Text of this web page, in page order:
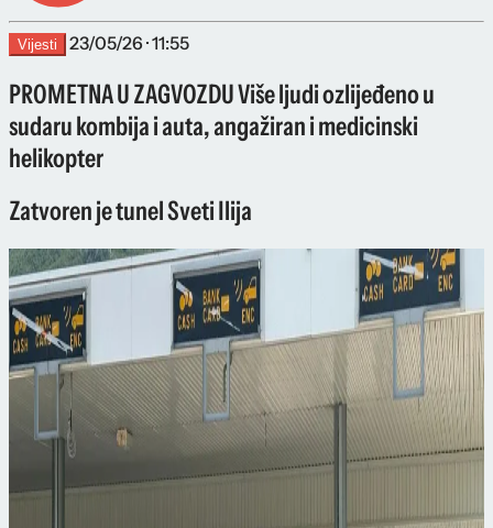
Vijesti 23/05/26 · 11:55
PROMETNA U ZAGVOZDU Više ljudi ozlijeđeno u
sudaru kombija i auta, angažiran i medicinski
helikopter
Zatvoren je tunel Sveti Ilija